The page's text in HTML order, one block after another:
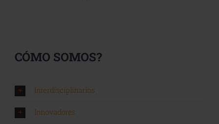
CÓMO SOMOS?
Interdisciplinarios
Innovadores